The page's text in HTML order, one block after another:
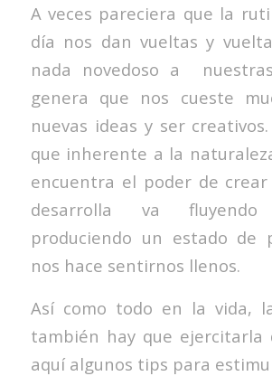
A veces pareciera que la
día nos dan vueltas y
nada novedoso a
genera que nos cueste
nuevas ideas y ser
que inherente a la
encuentra el poder de crear
desarrolla va fluyendo
produciendo un estado de
nos hace sentirnos llenos.
Así como todo en la vida,
también hay que ejercitarla
aquí algunos tips para